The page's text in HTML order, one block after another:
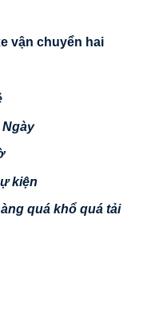
vận chuyển hai
ựkiện
quá khổquá tải